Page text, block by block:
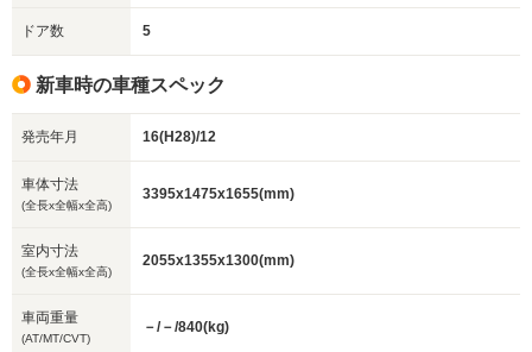
ドア数 5
新車時の車種スペック
発売年月 16(H28)/12
車体寸法
(全長x全幅x全高)
3395x1475x1655(mm)
室内寸法
(全長x全幅x全高)
2055x1355x1300(mm)
車両重量
(AT/MT/CVT)
－/－/840(kg)